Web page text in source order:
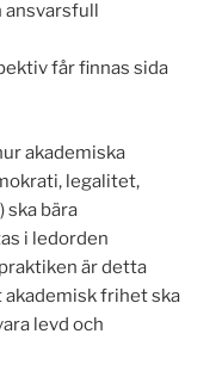
ansvarsfull
får finnas sida
akademiska
legalitet,
bära
i ledorden
är detta
frihet ska
levd och